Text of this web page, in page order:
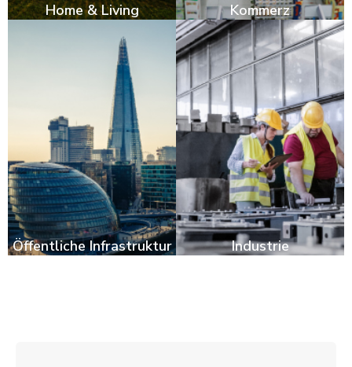
Home & Living Kommerz
Öffentliche Infrastruktur Industrie